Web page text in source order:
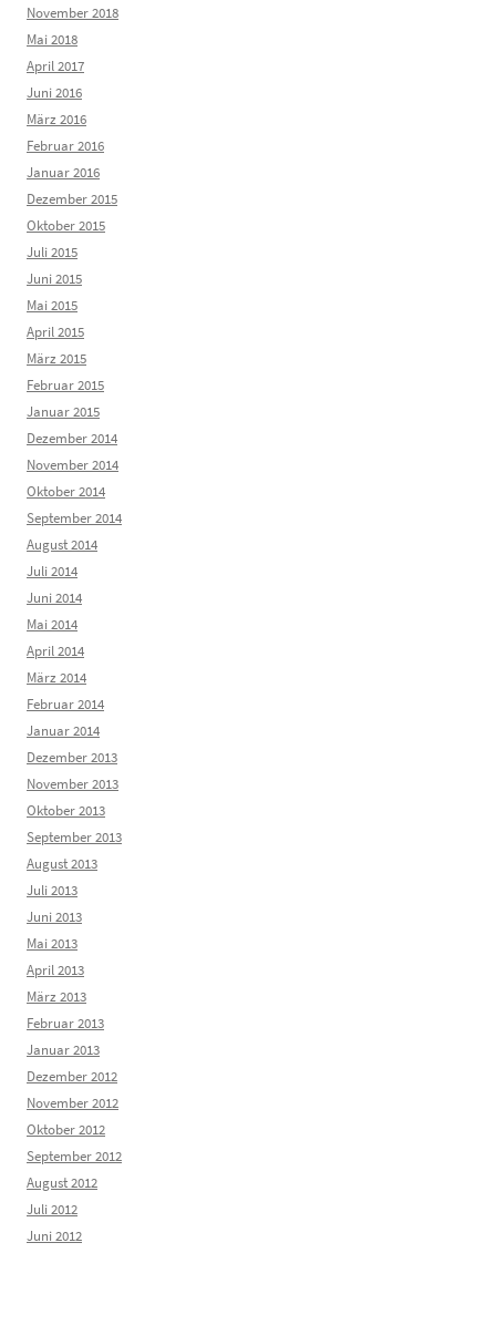
November 2018
Mai 2018
April 2017
Juni 2016
März 2016
Februar 2016
Januar 2016
Dezember 2015
Oktober 2015
Juli 2015
Juni 2015
Mai 2015
April 2015
März 2015
Februar 2015
Januar 2015
Dezember 2014
November 2014
Oktober 2014
September 2014
August 2014
Juli 2014
Juni 2014
Mai 2014
April 2014
März 2014
Februar 2014
Januar 2014
Dezember 2013
November 2013
Oktober 2013
September 2013
August 2013
Juli 2013
Juni 2013
Mai 2013
April 2013
März 2013
Februar 2013
Januar 2013
Dezember 2012
November 2012
Oktober 2012
September 2012
August 2012
Juli 2012
Juni 2012